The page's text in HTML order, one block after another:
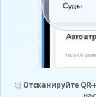
⛆ Отсканируйте